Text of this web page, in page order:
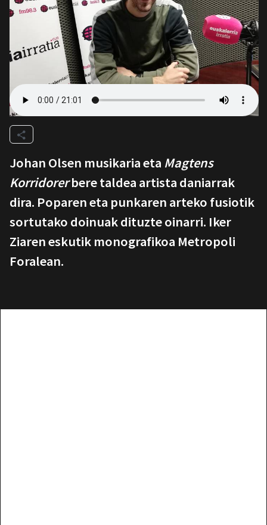
Johan Olsen musikaria eta Magtens
Korridorerbere taldea artista daniarrak
dira. Poparen eta punkaren arteko fusiotik
sortutako doinuak dituzte oinarri. Iker
Ziaren eskutik monografikoa Metropoli
Foralean.